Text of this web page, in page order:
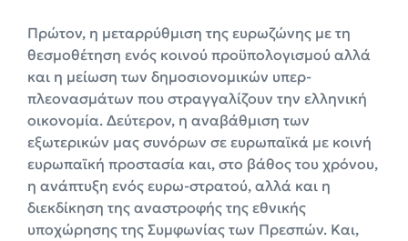
Πρώτον, η μεταρρύθμιση της ευρωζώνης με τη
θεσμοθέτηση ενός κοινού προϋπολογισμού αλλά
και η μείωση των δημοσιονομικών υπερ-
πλεονασμάτων που στραγγαλίζουν την ελληνική
οικονομία. Δεύτερον, η αναβάθμιση των
εξωτερικών μας συνόρων σε ευρωπαϊκά με κοινή
ευρωπαϊκή προστασία και, στο βάθος του χρόνου,
η ανάπτυξη ενός ευρω-στρατού, αλλά και η
διεκδίκηση της αναστροφής της εθνικής
υποχώρησης της Συμφωνίας των Πρεσπών. Και,